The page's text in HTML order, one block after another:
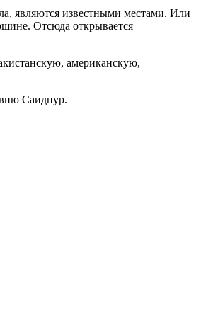
являются известными местами. Или
Отсюда открывается
американскую,
Саидпур.